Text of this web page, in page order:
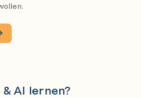
AI lernen?